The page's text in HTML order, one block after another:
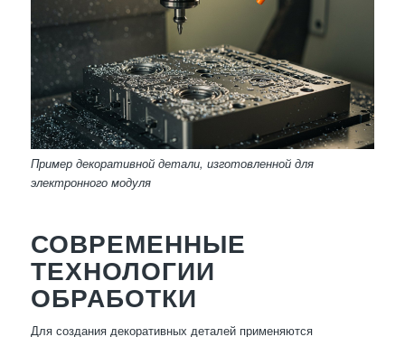
Пример декоративной детали, изготовленной для
электронного модуля
СОВРЕМЕННЫЕ
ТЕХНОЛОГИИ
ОБРАБОТКИ
Для создания декоративных деталей применяются